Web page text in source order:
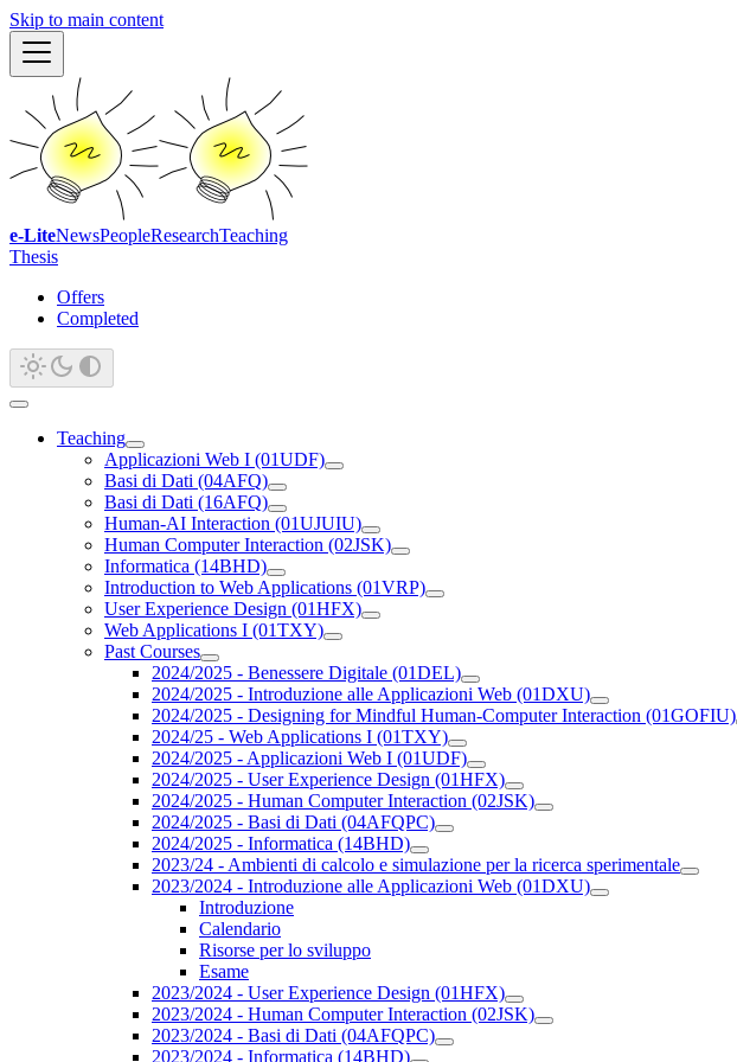
Skip to main content
e-LiteNewsPeopleResearchTeaching
Thesis
Offers
Completed
Teaching
Applicazioni Web I (01UDF)
Basi di Dati (04AFQ)
Basi di Dati (16AFQ)
Human-AI Interaction (01UJUIU)
Human Computer Interaction (02JSK)
Informatica (14BHD)
Introduction to Web Applications (01VRP)
User Experience Design (01HFX)
Web Applications I (01TXY)
Past Courses
2024/2025 - Benessere Digitale (01DEL)
2024/2025 - Introduzione alle Applicazioni Web (01DXU)
2024/2025 - Designing for Mindful Human-Computer Interaction (01GOFIU)
2024/25 - Web Applications I (01TXY)
2024/2025 - Applicazioni Web I (01UDF)
2024/2025 - User Experience Design (01HFX)
2024/2025 - Human Computer Interaction (02JSK)
2024/2025 - Basi di Dati (04AFQPC)
2024/2025 - Informatica (14BHD)
2023/24 - Ambienti di calcolo e simulazione per la ricerca sperimentale
2023/2024 - Introduzione alle Applicazioni Web (01DXU)
Introduzione
Calendario
Risorse per lo sviluppo
Esame
2023/2024 - User Experience Design (01HFX)
2023/2024 - Human Computer Interaction (02JSK)
2023/2024 - Basi di Dati (04AFQPC)
2023/2024 - Informatica (14BHD)